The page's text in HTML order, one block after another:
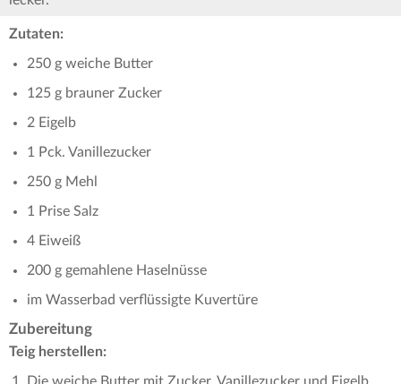
Zutaten:
250 g weiche Butter
125 g brauner Zucker
2 Eigelb
1 Pck. Vanillezucker
250 g Mehl
1 Prise Salz
4 Eiweiß
200 g gemahlene Haselnüsse
im Wasserbad verflüssigte Kuvertüre
Zubereitung
Teig herstellen:
Die weiche Butter mit Zucker, Vanillezucker und Eigelb